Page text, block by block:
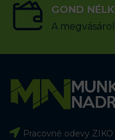
GOND
A
Pracovné odevy